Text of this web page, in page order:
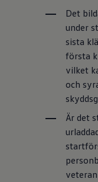
Det
under
sista
första
vilket
och
Är det